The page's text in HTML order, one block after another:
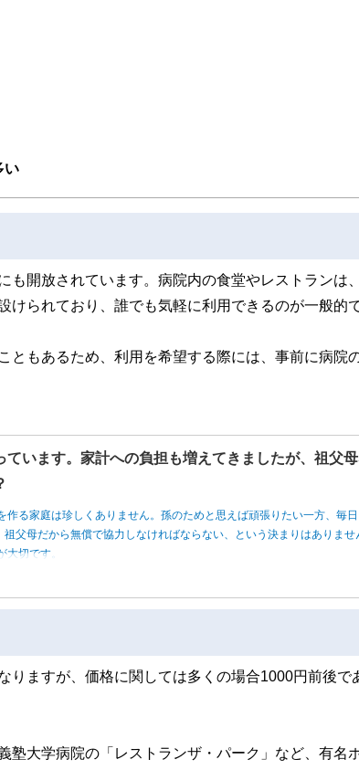
ツを追求しています。
、宅地建物取引士、相続診断士、住宅ローンアドバイザー、DCプラン
アコンサルタントなど150名以上の有資格者を執筆者・監修者として迎
ジュを目指します。
い
も開放されています。病院内の食堂やレストランは
られており、誰でも気軽に利用できるのが一般的で
ともあるため、利用を希望する際には、事前に病院
います。家計への負担も増えてきましたが、祖父
る家庭は珍しくありません。孫のためと思えば頑張りたい一方、毎日
父母だから無償で協力しなければならない、という決まりはありませ
大切です。
ますが、価格に関しては多くの場合1000円前後で
塾大学病院の「レストランザ・パーク」など、有名